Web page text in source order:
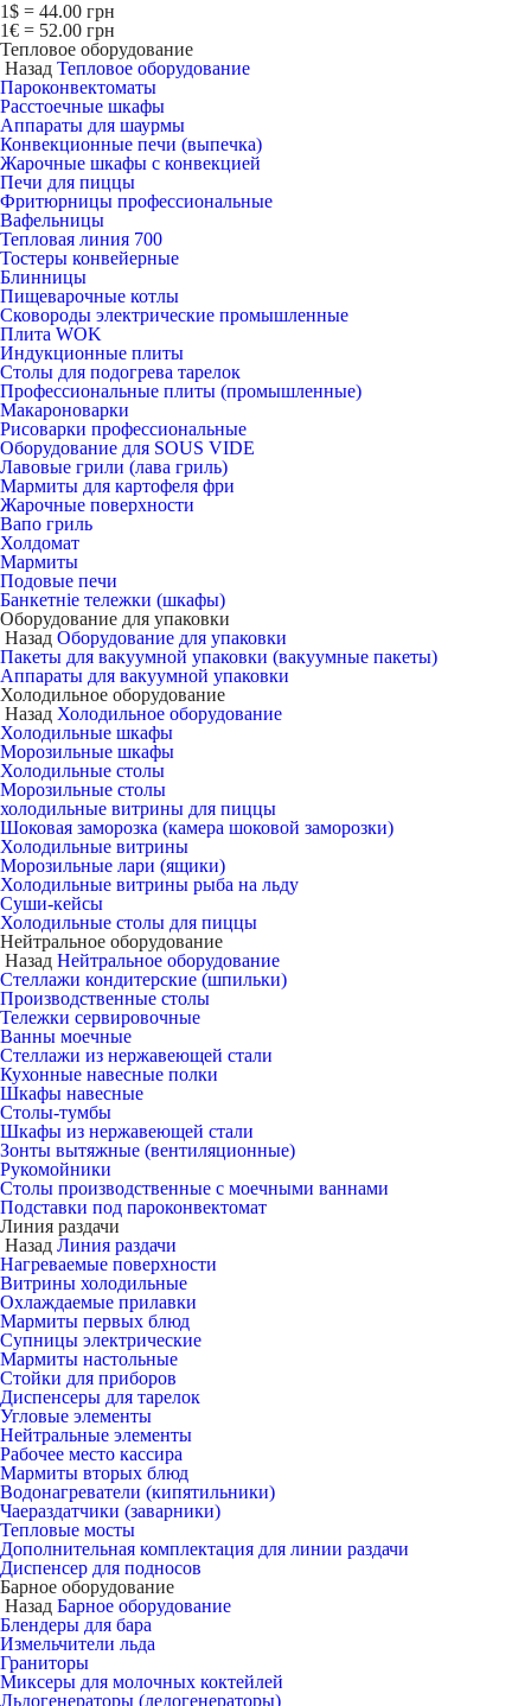
1$ = 44.00 грн
1€ = 52.00 грн
Тепловое оборудование
Назад Тепловое оборудование
Пароконвектоматы
Расcтоечные шкафы
Аппараты для шаурмы
Конвекционные печи (выпечка)
Жарочные шкафы с конвекцией
Печи для пиццы
Фритюрницы профессиональные
Вафельницы
Тепловая линия 700
Тостеры конвейерные
Блинницы
Пищеварочные котлы
Сковороды электрические промышленные
Плита WOK
Индукционные плиты
Столы для подогрева тарелок
Профессиональные плиты (промышленные)
Макароноварки
Рисоварки профессиональные
Оборудование для SOUS VIDE
Лавовые грили (лава гриль)
Мармиты для картофеля фри
Жарочные поверхности
Вапо гриль
Холдомат
Мармиты
Подовые печи
Банкетніе тележки (шкафы)
Оборудование для упаковки
Назад Оборудование для упаковки
Пакеты для вакуумной упаковки (вакуумные пакеты)
Аппараты для вакуумной упаковки
Холодильное оборудование
Назад Холодильное оборудование
Холодильные шкафы
Морозильные шкафы
Холодильные столы
Морозильные столы
холодильные витрины для пиццы
Шоковая заморозка (камера шоковой заморозки)
Холодильные витрины
Морозильные лари (ящики)
Холодильные витрины рыба на льду
Суши-кейсы
Холодильные столы для пиццы
Нейтральное оборудование
Назад Нейтральное оборудование
Стеллажи кондитерские (шпильки)
Производственные столы
Тележки сервировочные
Ванны моечные
Стеллажи из нержавеющей стали
Кухонные навесные полки
Шкафы навесные
Столы-тумбы
Шкафы из нержавеющей стали
Зонты вытяжные (вентиляционные)
Рукомойники
Столы производственные с моечными ваннами
Подставки под пароконвектомат
Линия раздачи
Назад Линия раздачи
Нагреваемые поверхности
Витрины холодильные
Охлаждаемые прилавки
Мармиты первых блюд
Супницы электрические
Мармиты настольные
Стойки для приборов
Диспенсеры для тарелок
Угловые элементы
Нейтральные элементы
Рабочее место кассира
Мармиты вторых блюд
Водонагреватели (кипятильники)
Чаераздатчики (заварники)
Тепловые мосты
Дополнительная комплектация для линии раздачи
Диспенсер для подносов
Барное оборудование
Назад Барное оборудование
Блендеры для бара
Измельчители льда
Граниторы
Миксеры для молочных коктейлей
Льдогенераторы (ледогенераторы)